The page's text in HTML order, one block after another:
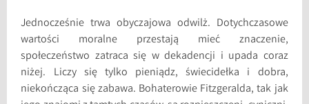
Jednocześnie trwa obyczajowa odwilż. Dotychczasowe
wartości moralne przestają mieć znaczenie,
społeczeństwo zatraca się w dekadencji i upada coraz
niżej. Liczy się tylko pieniądz, świecidełka i dobra,
niekończąca się zabawa. Bohaterowie Fitzgeralda, tak jak